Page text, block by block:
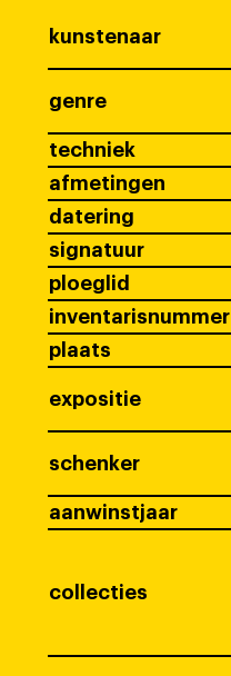
kunstenaar
genre
techniek
afmetingen
datering
signatuur
ploeglid
inventarisnummer
plaats
expositie
schenker
aanwinstjaar
collecties